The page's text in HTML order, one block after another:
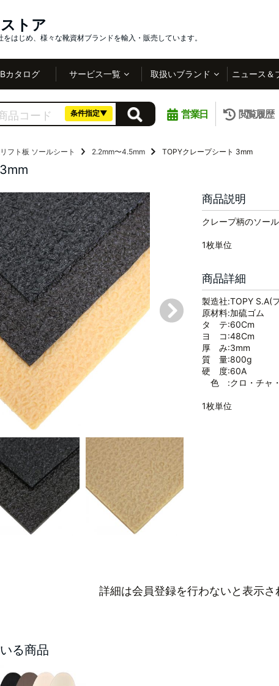
トア
はじめ、様々な靴資材ブランドを輸入・販売しています。
カタログ サービス一覧 取扱いブランド ニュース＆
条件指定▼ 営業日 閲覧履歴
フト板 ソールシート 2.2mm〜4.5mm TOPYクレープシート 3mm
商品説明
クレープ柄のソー
1枚単位
商品詳細
製造社:TOPY S.A(
原材料:加硫ゴム
タ テ:60Cm
ヨ コ:48Cm
厚 み:3mm
質 量:800g
硬 度:60A
色 :クロ・チャ
1枚単位
詳細は会員登録を行わないと表示さ
る商品